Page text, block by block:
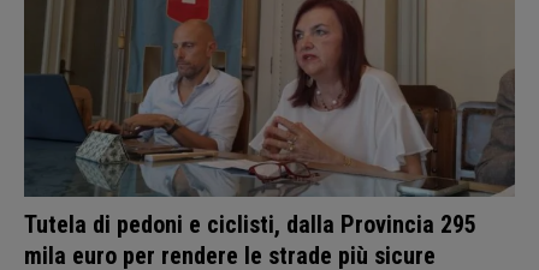
Tutela di pedoni e ciclisti, dalla Provincia 295
mila euro per rendere le strade più sicure